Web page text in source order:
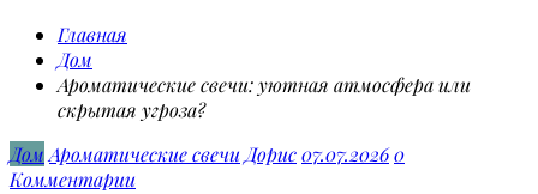
Главная
Дом
Ароматические свечи: уютная атмосфера или
скрытая угроза?
Дом Ароматические свечиДорис07.07.20260
Комментарии